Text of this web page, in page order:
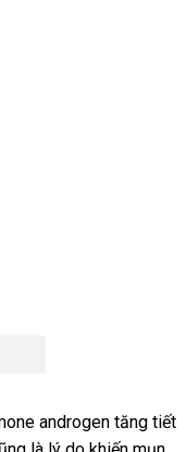
androgen tăng tiết